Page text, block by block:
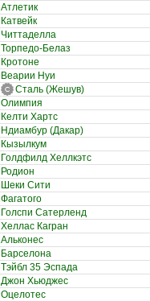
Атлетик
Катвейк
Читтаделла
Торпедо-Белаз
Кротоне
Веарии Нуи
Сталь (Жешув)
Олимпия
Келти Хартс
Ндиамбур (Дакар)
Кызылкум
Голдфилд Хеллкэтс
Родион
Шеки Сити
Фагатого
Голспи Сатерленд
Хеллас Кагран
Альконес
Барселона
Тэйбл 35 Эспада
Джон Хьюджес
Оцелотес